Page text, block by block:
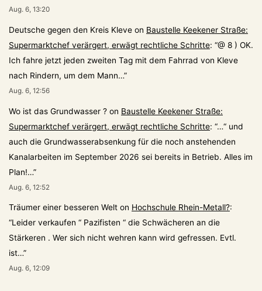
Aug. 6, 13:20
Deutsche gegen den Kreis Kleve on Baustelle Keekener Straße:
Supermarktchef verärgert, erwägt rechtliche Schritte: “@ 8 ) OK.
Ich fahre jetzt jeden zweiten Tag mit dem Fahrrad von Kleve
nach Rindern, um dem Mann…”
Aug. 6, 12:56
Wo ist das Grundwasser ? on Baustelle Keekener Straße:
Supermarktchef verärgert, erwägt rechtliche Schritte: “…“ und
auch die Grundwasserabsenkung für die noch anstehenden
Kanalarbeiten im September 2026 sei bereits in Betrieb. Alles im
Plan!…”
Aug. 6, 12:52
Träumer einer besseren Welt on Hochschule Rhein-Metall?:
“Leider verkaufen “ Pazifisten “ die Schwächeren an die
Stärkeren . Wer sich nicht wehren kann wird gefressen. Evtl.
ist…”
Aug. 6, 12:09